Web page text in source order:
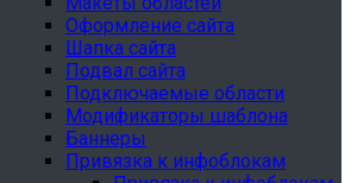
Оформление сайта
Шапка сайта
Подвал сайта
Подключаемые области
Модификаторы шаблона
Баннеры
Привязка к инфоблокам